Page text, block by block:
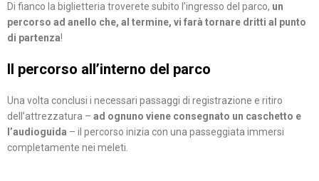
Di fianco la biglietteria troverete subito l’ingresso del parco, un
percorso ad anello che, al termine, vi farà tornare dritti al punto
di partenza!
Il percorso all’interno del parco
Una volta conclusi i necessari passaggi di registrazione e ritiro
dell’attrezzatura – ad ognuno viene consegnato un caschetto e
l’audioguida – il percorso inizia con una passeggiata immersi
completamente nei meleti.